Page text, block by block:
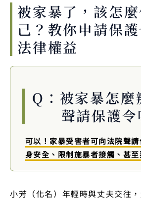
被家暴了，該怎
己？教你申請保
法律權益
Q：被家暴怎麼
聲請保護令
可以！家暴受害者可向法院聲
身安全、限制施暴者接觸、甚至
小芳（化名）年輕時與丈夫交往